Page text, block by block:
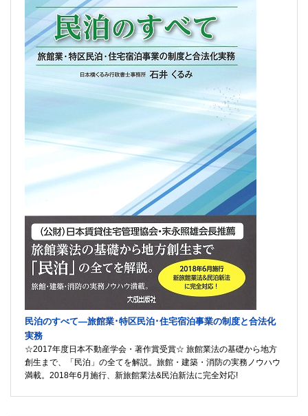
民泊のすべて―旅館業･特区民泊･住宅宿泊事業の制度と合法化
実務
☆2017年度日本不動産学会・著作賞受賞☆ 旅館業法の基礎から地方
創生まで、「民泊」の全てを解説。旅館・建築・消防の実務ノウハウ
満載。2018年6月施行、新旅館業法&民泊新法に完全対応!